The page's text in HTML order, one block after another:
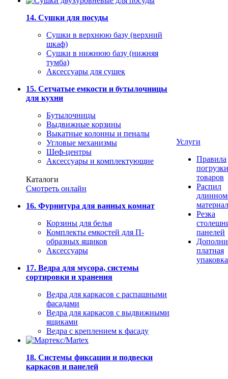
14. Сушки для посуды
Сушки в верхнюю базу (верхний
шкаф)
Сушки в нижнюю базу (нижняя
тумба)
Аксессуары для сушек
15. Сетчатые емкости и бутылочницы
для кухни
Бутылочницы
Выдвижные корзины
Выкатные колонны и пеналы
Угловые механизмы
Шеф-центры
Аксессуары и комплектующие
Каталоги
Смотреть онлайн
16. Фурнитура для ванных комнат
Корзины для белья
Комплекты емкостей для П-
образных ящиков
Аксессуары
17. Ведра для мусора, системы
сортировки и хранения
Ведра для каркасов с распашными
фасадами
Ведра для каркасов с выдвижными
ящиками
Ведра с креплением к фасаду
18. Системы фиксации и подвески
каркасов и панелей
Услуги
Правила
погрузки
товаров
Распил
Резка
панелей
платная
упаковка